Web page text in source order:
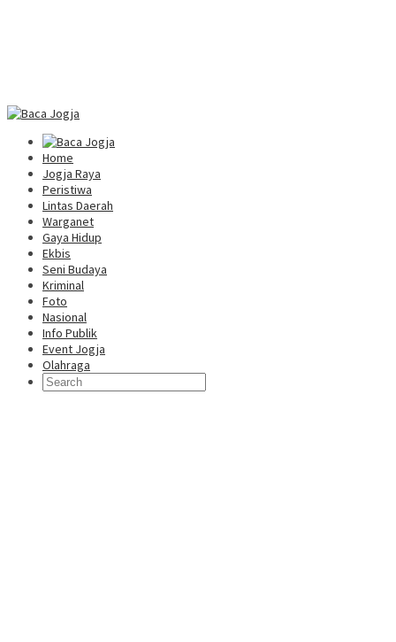
Home
Jogja Raya
Peristiwa
Lintas Daerah
Warganet
Gaya Hidup
Ekbis
Seni Budaya
Kriminal
Foto
Nasional
Info Publik
Event Jogja
Olahraga